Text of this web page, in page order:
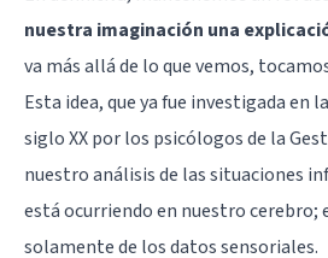
nuestra imaginación una
va más allá de lo que vemos,
Esta idea, que ya fue investigada en
siglo XX por los psicólogos de la
nuestro análisis de las situaciones
está ocurriendo en nuestro cerebro;
solamente de los datos sensoriales.